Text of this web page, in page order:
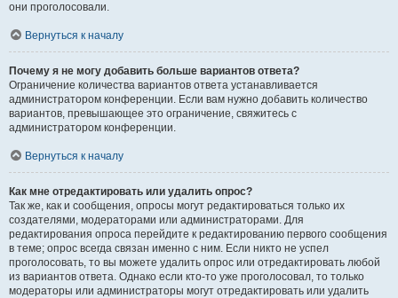
они проголосовали.
Вернуться к началу
Почему я не могу добавить больше вариантов ответа?
Ограничение количества вариантов ответа устанавливается
администратором конференции. Если вам нужно добавить количество
вариантов, превышающее это ограничение, свяжитесь с
администратором конференции.
Вернуться к началу
Как мне отредактировать или удалить опрос?
Так же, как и сообщения, опросы могут редактироваться только их
создателями, модераторами или администраторами. Для
редактирования опроса перейдите к редактированию первого сообщения
в теме; опрос всегда связан именно с ним. Если никто не успел
проголосовать, то вы можете удалить опрос или отредактировать любой
из вариантов ответа. Однако если кто-то уже проголосовал, то только
модераторы или администраторы могут отредактировать или удалить